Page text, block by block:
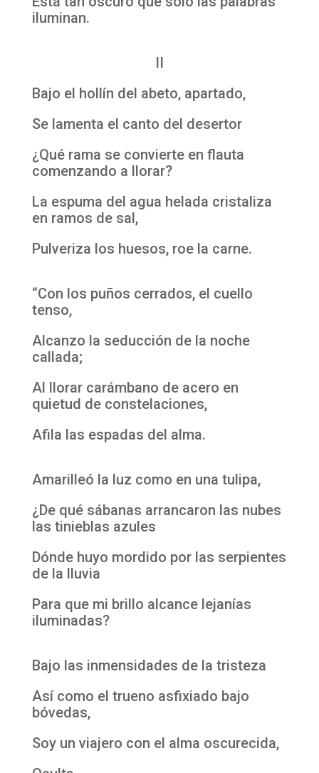
iluminan.
II
Bajo el hollín del abeto, apartado,
Se lamenta el canto del desertor
¿Qué rama se convierte en flauta
comenzando a llorar?
La espuma del agua helada cristaliza
en ramos de sal,
Pulveriza los huesos, roe la carne.
“Con los puños cerrados, el cuello
tenso,
Alcanzo la seducción de la noche
callada;
Al llorar carámbano de acero en
quietud de constelaciones,
Afila las espadas del alma.
Amarilleó la luz como en una tulipa,
¿De qué sábanas arrancaron las nubes
las tinieblas azules
Dónde huyo mordido por las serpientes
de la lluvia
Para que mi brillo alcance lejanías
iluminadas?
Bajo las inmensidades de la tristeza
Así como el trueno asfixiado bajo
bóvedas,
Soy un viajero con el alma oscurecida,